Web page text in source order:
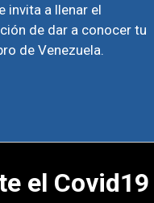
invita a llenar el
de dar a conocer tu
de Venezuela.
el Covid19